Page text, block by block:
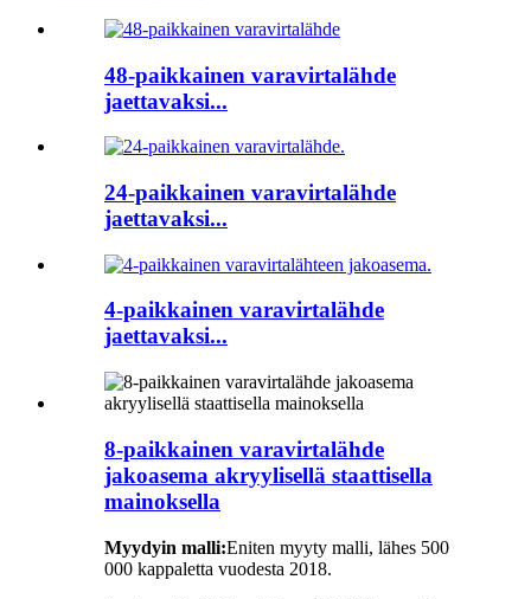
48-paikkainen varavirtalähde
jaettavaksi...
24-paikkainen varavirtalähde
jaettavaksi...
4-paikkainen varavirtalähde
jaettavaksi...
8-paikkainen varavirtalähde
jakoasema akryylisellä staattisella
mainoksella
Myydyin malli:Eniten myyty malli, lähes 500
000 kappaletta vuodesta 2018.